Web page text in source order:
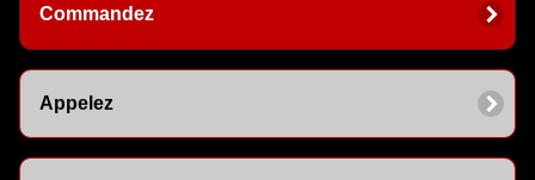
Commandez
Appelez